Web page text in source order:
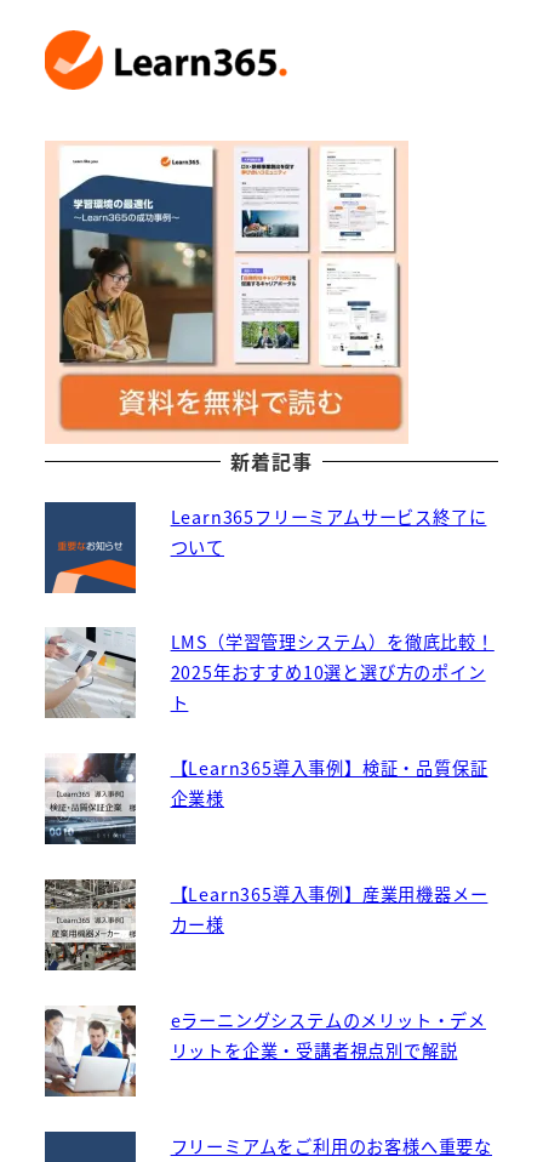
新着記事
Learn365フリーミアムサービス終了に
ついて
LMS（学習管理システム）を徹底比較！
2025年おすすめ10選と選び方のポイン
ト
【Learn365導入事例】検証・品質保証
企業様
【Learn365導入事例】産業用機器メー
カー様
eラーニングシステムのメリット・デメ
リットを企業・受講者視点別で解説
フリーミアムをご利用のお客様へ重要な